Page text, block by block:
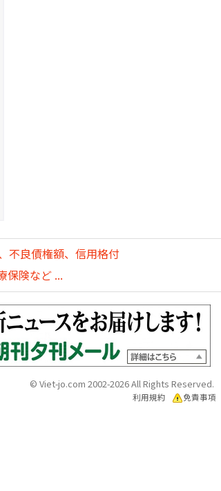
不良債権額、信用格付
保険など ...
© Viet-jo.com 2002-2026 All Rights Reserved.
利用規約 免責事項